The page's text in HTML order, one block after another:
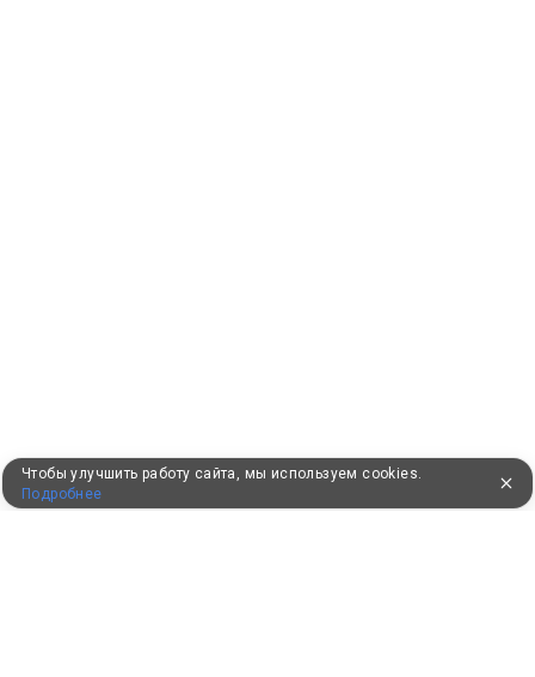
Чтобы улучшить работу сайта, мы используем cookies.
Подробнее